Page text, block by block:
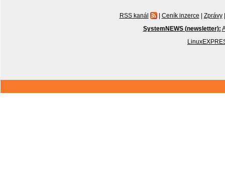
RSS kanál | Ceník inzerce | Zprávy |
SystemNEWS (newsletter):